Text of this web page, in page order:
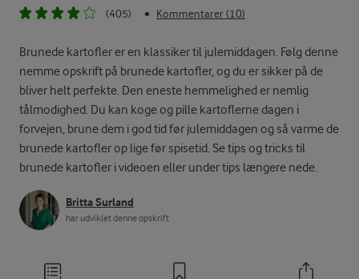
(405)
• Kommentarer (10)
Brunede kartofler er en klassiker til julemiddagen. Følg denne
nemme opskrift på brunede kartofler, og du er sikker på de
bliver helt perfekte. Den eneste hemmelighed er nemlig
tålmodighed. Du kan koge og pille kartoflerne dagen i
forvejen, brune dem i god tid før julemiddagen og så varme de
brunede kartofler op lige før spisetid. Se tips og tricks til
brunede kartofler i videoen eller under tips længere nede.
Britta Surland
har udviklet denne opskrift